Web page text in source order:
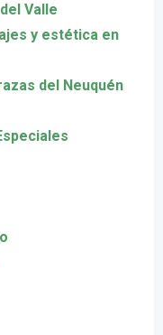
Valle
y estética en
del Neuquén